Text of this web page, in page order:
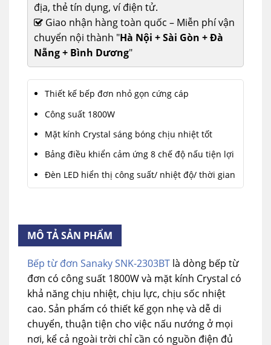
địa, thẻ tín dụng, ví điện tử.
Giao nhận hàng toàn quốc – Miễn phí vận
chuyển nội thành "Hà Nội + Sài Gòn + Đà
Nẵng + Bình Dương"
Thiết kế bếp đơn nhỏ gọn cứng cáp
Công suất 1800W
Mặt kính Crystal sáng bóng chịu nhiệt tốt
Bảng điều khiển cảm ứng 8 chế độ nấu tiện lợi
Đèn LED hiển thị công suất/ nhiệt độ/ thời gian
MÔ TẢ SẢN PHẨM
Bếp từ đơn Sanaky SNK-2303BT là dòng bếp từ
đơn có công suất 1800W và mặt kính Crystal có
khả năng chịu nhiệt, chịu lực, chịu sốc nhiệt
cao. Sản phẩm có thiết kế gọn nhẹ và dễ di
chuyển, thuận tiện cho việc nấu nướng ở mọi
nơi, kể cả ngoài trời chỉ cần có nguồn điện đủ